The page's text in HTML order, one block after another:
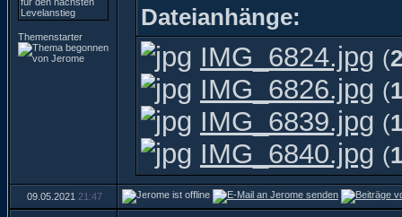
Themenstarter
Dateianhänge:
IMG_6824.jpg (
IMG_6826.jpg (
IMG_6839.jpg (
IMG_6840.jpg (
09.05.2021 21:47